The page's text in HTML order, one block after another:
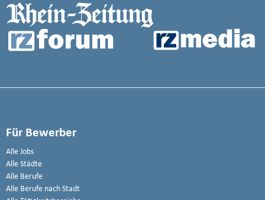
Für Bewerber
Alle Jobs
Alle Städte
Alle Berufe
Alle Berufe nach Stadt